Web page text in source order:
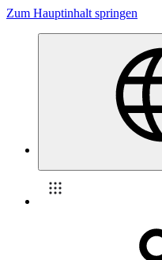
Zum Hauptinhalt springen